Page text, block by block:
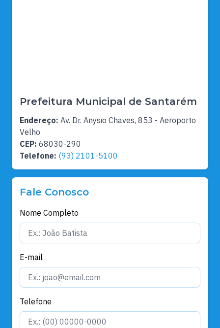
Prefeitura Municipal de Santarém
Endereço: Av. Dr. Anysio Chaves, 853 - Aeroporto
Velho
CEP: 68030-290
Telefone: (93) 2101-5100
Fale Conosco
Nome Completo
E-mail
Telefone